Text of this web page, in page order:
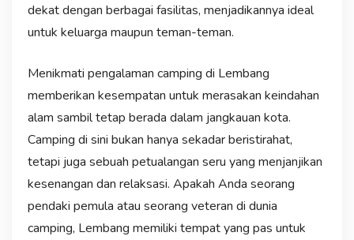
dekat dengan berbagai fasilitas, menjadikannya ideal
untuk keluarga maupun teman-teman.
Menikmati pengalaman camping di Lembang
memberikan kesempatan untuk merasakan keindahan
alam sambil tetap berada dalam jangkauan kota.
Camping di sini bukan hanya sekadar beristirahat,
tetapi juga sebuah petualangan seru yang menjanjikan
kesenangan dan relaksasi. Apakah Anda seorang
pendaki pemula atau seorang veteran di dunia
camping, Lembang memiliki tempat yang pas untuk